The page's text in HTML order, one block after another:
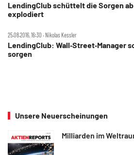
LendingClub schüttelt die Sorgen ab
explodiert
25.08.2016, 16:30 ‧ Nikolas Kessler
LendingClub: Wall‑Street‑Manager
sorgen
Unsere Neuerscheinungen
Milliarden im